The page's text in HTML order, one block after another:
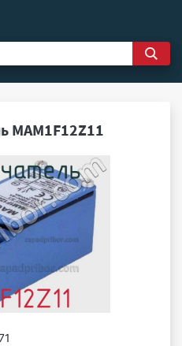
MAM1F12Z11